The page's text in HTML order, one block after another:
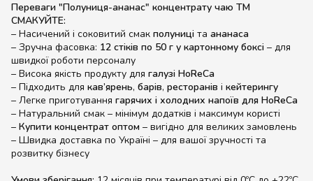
Переваги "Полуниця-ананас" концентрату чаю ТМ
СМАКУЙТЕ:
– Насичений і соковитий смак полуниці та ананаса
– Зручна фасовка: 12 стіків по 50 г у картонному боксі – для
швидкої роботи персоналу
– Висока якість продукту для галузі HoReCa
– Підходить для кав’ярень, барів, ресторанів і кейтерингу
– Легке приготування гарячих і холодних напоїв для HoReCa
– Натуральний смак – мінімум додатків і максимум користі
– Купити концентрат оптом – вигідно для великих замовлень
– Швидка доставка по Україні – для вашої зручності та
розвитку бізнесу